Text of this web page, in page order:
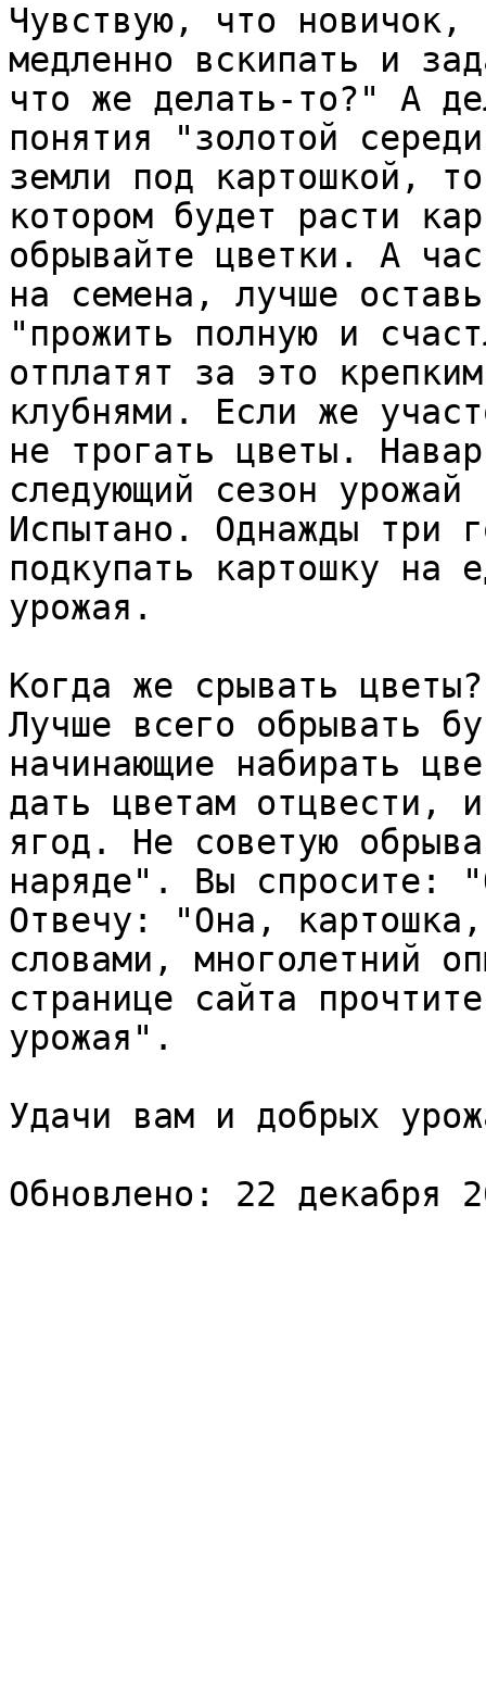
Чувствую, что новичок,
медленно вскипать и
что же делать-то?" А
понятия "золотой
земли под картошкой,
котором будет расти
обрывайте цветки. А
на семена, лучше
"прожить полную и
отплатят за это
клубнями. Если же
не трогать цветы.
следующий сезон
Испытано. Однажды три
подкупать картошку на
урожая.
Когда же срывать
Лучше всего обрывать
начинающие набирать
дать цветам отцвести,
ягод. Не советую
наряде". Вы спросите:
Отвечу: "Она,
словами, многолетний
странице сайта
урожая".
Удачи вам и добрых